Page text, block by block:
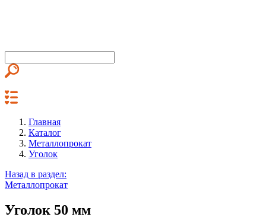
Главная
Каталог
Металлопрокат
Уголок
Назад в раздел:
Металлопрокат
Уголок 50 мм